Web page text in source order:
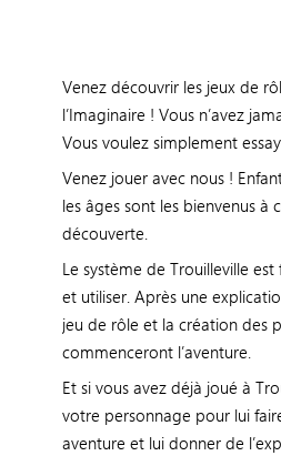
Venez découvrir les jeux de
l’Imaginaire ! Vous n’avez
Vous voulez simplement
Venez jouer avec nous !
les âges sont les bienvenus à
découverte.
Le système de Trouilleville
et utiliser. Après une
jeu de rôle et la création des
commenceront l’aventure.
Et si vous avez déjà joué à
votre personnage pour lui
aventure et lui donner de